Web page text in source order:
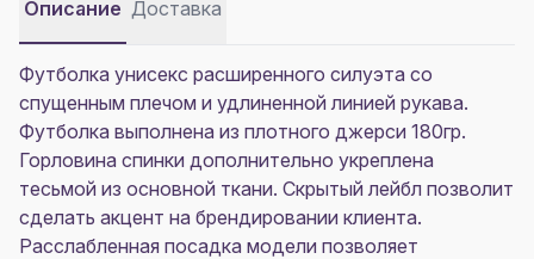
Описание Доставка
Футболка унисекс расширенного силуэта со
спущенным плечом и удлиненной линией рукава.
Футболка выполнена из плотного джерси 180гр.
Горловина спинки дополнительно укреплена
тесьмой из основной ткани. Скрытый лейбл позволит
сделать акцент на брендировании клиента.
Расслабленная посадка модели позволяет